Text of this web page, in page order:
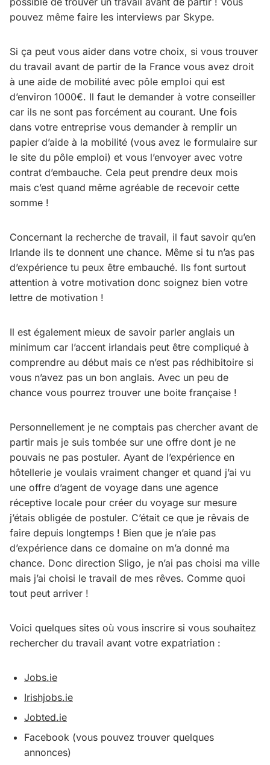
pouvez même faire les interviews par Skype.
Si ça peut vous aider dans votre choix, si vous trouver
du travail avant de partir de la France vous avez droit
à une aide de mobilité avec pôle emploi qui est
d’environ 1000€. Il faut le demander à votre conseiller
car ils ne sont pas forcément au courant. Une fois
dans votre entreprise vous demander à remplir un
papier d’aide à la mobilité (vous avez le formulaire sur
le site du pôle emploi) et vous l’envoyer avec votre
contrat d’embauche. Cela peut prendre deux mois
mais c’est quand même agréable de recevoir cette
somme !
Concernant la recherche de travail, il faut savoir qu’en
Irlande ils te donnent une chance. Même si tu n’as pas
d’expérience tu peux être embauché. Ils font surtout
attention à votre motivation donc soignez bien votre
lettre de motivation !
Il est également mieux de savoir parler anglais un
minimum car l’accent irlandais peut être compliqué à
comprendre au début mais ce n’est pas rédhibitoire si
vous n’avez pas un bon anglais. Avec un peu de
chance vous pourrez trouver une boite française !
Personnellement je ne comptais pas chercher avant de
partir mais je suis tombée sur une offre dont je ne
pouvais ne pas postuler. Ayant de l’expérience en
hôtellerie je voulais vraiment changer et quand j’ai vu
une offre d’agent de voyage dans une agence
réceptive locale pour créer du voyage sur mesure
j’étais obligée de postuler. C’était ce que je rêvais de
faire depuis longtemps ! Bien que je n’aie pas
d’expérience dans ce domaine on m’a donné ma
chance. Donc direction Sligo, je n’ai pas choisi ma ville
mais j’ai choisi le travail de mes rêves. Comme quoi
tout peut arriver !
Voici quelques sites où vous inscrire si vous souhaitez
rechercher du travail avant votre expatriation :
Jobs.ie
Irishjobs.ie
Jobted.ie
Facebook (vous pouvez trouver quelques
annonces)